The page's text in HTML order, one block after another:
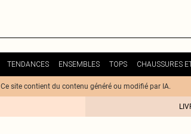
TENDANCES ENSEMBLES TOPS CHAUSSURES
Ce site contient du contenu généré ou modifié par IA.